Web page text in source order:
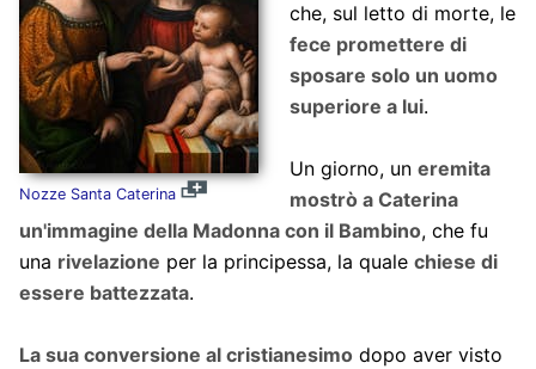
Nozze Santa Caterina
che, sul letto di morte, le
fece promettere di
sposare solo un uomo
superiore a lui.
Un giorno, un eremita
mostrò a Caterina
un'immagine della Madonna con il Bambino, che fu
una rivelazione per la principessa, la quale chiese di
essere battezzata.
La sua conversione al cristianesimodopo aver visto